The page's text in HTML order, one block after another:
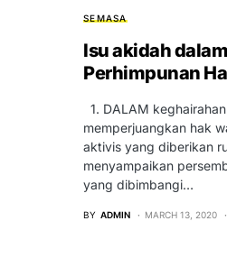
SEMASA
Isu akidah dalam
Perhimpunan
1. DALAM keghairahan
memperjuangkan hak
aktivis yang diberikan
menyampaikan
yang dibimbangi…
BY ADMIN MARCH 13, 2020